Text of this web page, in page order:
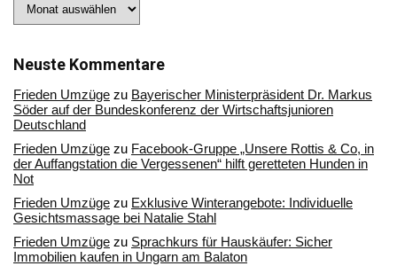
Sie
Archiv
Neuste Kommentare
Frieden Umzüge zu Bayerischer Ministerpräsident Dr. Markus
Söder auf der Bundeskonferenz der Wirtschaftsjunioren
Deutschland
Frieden Umzüge zu Facebook-Gruppe „Unsere Rottis & Co, in
der Auffangstation die Vergessenen“ hilft geretteten Hunden in
Not
Frieden Umzüge zu Exklusive Winterangebote: Individuelle
Gesichtsmassage bei Natalie Stahl
Frieden Umzüge zu Sprachkurs für Hauskäufer: Sicher
Immobilien kaufen in Ungarn am Balaton